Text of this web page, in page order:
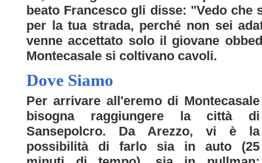
beato Francesco gli disse: "Vedo che
per la tua strada, perché non sei
venne accettato solo il giovane
Montecasale si coltivano cavoli.
Dove Siamo
Per arrivare all'eremo di Montecasale
bisogna raggiungere la città di
Sansepolcro. Da Arezzo, vi è la
possibilità di farlo sia in auto (25